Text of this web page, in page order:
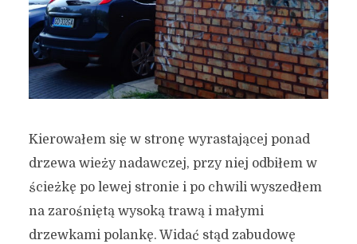
Kierowałem się w stronę wyrastającej ponad
drzewa wieży nadawczej, przy niej odbiłem w
ścieżkę po lewej stronie i po chwili wyszedłem
na zarośniętą wysoką trawą i małymi
drzewkami polankę. Widać stąd zabudowę